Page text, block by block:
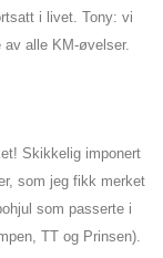
i livet. Tony: vi
av alle KM-øvelser.
Skikkelig imponert
som jeg fikk merket
som passerte i
TT og Prinsen).